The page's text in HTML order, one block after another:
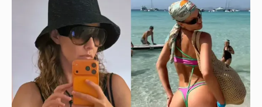
Где и как отдыхают Ксения Собчак с
сыном, Тина Канделаки, Рената Литвинова
и экс-возлюбленные олигархов
8